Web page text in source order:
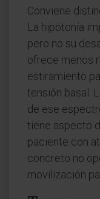
Conviene
La hipotonía
pero no su
ofrece menos
estiramiento
tensión basal.
de ese
tiene aspecto
paciente con
concreto no
movilización